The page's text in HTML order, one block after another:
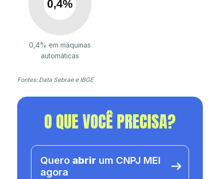
0,4% em máquinas
automáticas
Fontes: Data Sebrae e IBGE
O QUE VOCÊ PRECISA?
Quero abrir um CNPJ MEI
agora